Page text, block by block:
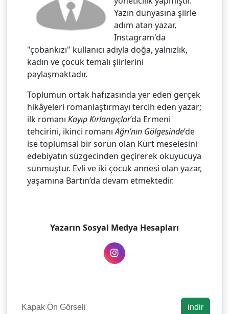
Yazın dünyasına şiirle
adım atan yazar,
Instagram'da
"çobankızı" kullanıcı adıyla doğa, yalnızlık,
kadın ve çocuk temalı şiirlerini
paylaşmaktadır.
Toplumun ortak hafızasında yer eden gerçek
hikâyeleri romanlaştırmayı tercih eden yazar;
ilk romanı Kayıp Kırlangıçlar’da Ermeni
tehcirini, ikinci romanıAğrı’nın Gölgesinde’de
ise toplumsal bir sorun olan Kürt meselesini
edebiyatın süzgecinden geçirerek okuyucuya
sunmuştur. Evli ve iki çocuk annesi olan yazar,
yaşamına Bartın’da devam etmektedir.
Yazarın Sosyal Medya Hesapları
Kapak Ön Görseli indir